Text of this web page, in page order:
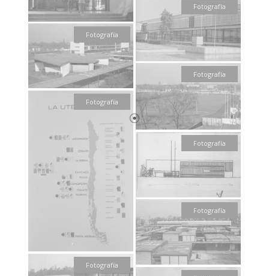
Fotografía
Fotografía
Fotografía
Fotografía
Fotografía
Fotografía
Fotografía